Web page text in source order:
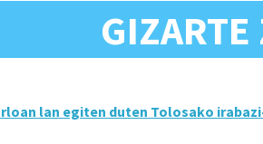
lan egiten duten Tolosako